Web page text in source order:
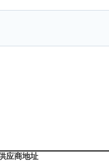
应商地址